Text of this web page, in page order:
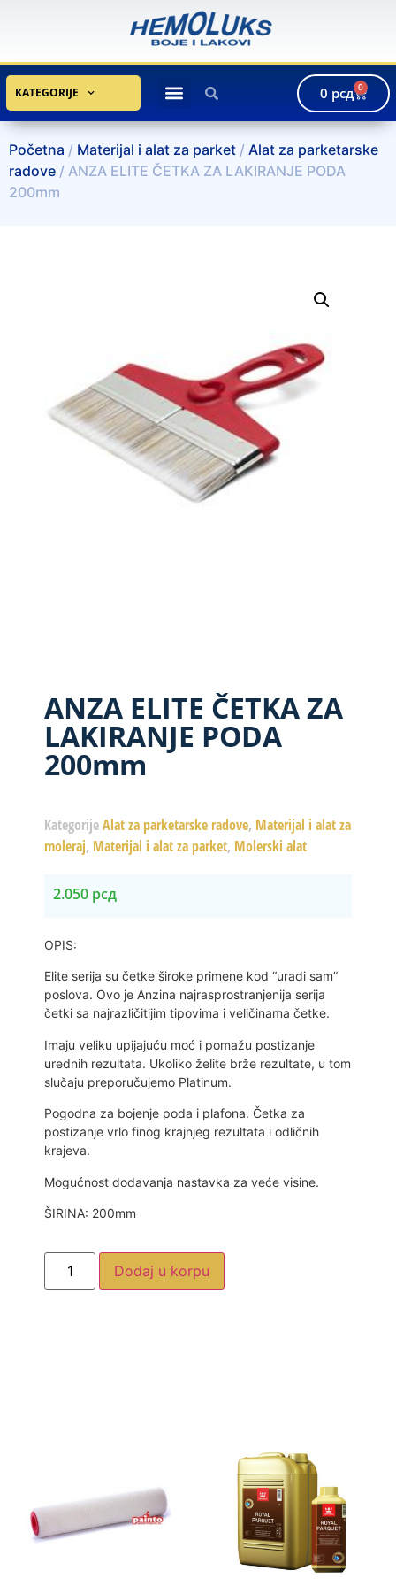
KATEGORIJE 0 рсд 0
Početna / Materijal i alat za parket / Alat za parketarske
radove / ANZA ELITE ČETKA ZA LAKIRANJE PODA
200mm
ANZA ELITE ČETKA ZA
LAKIRANJE PODA
200mm
KategorijeAlat za parketarske radove, Materijal i alat za
moleraj, Materijal i alat za parket, Molerski alat
2.050 рсд
OPIS:
Elite serija su četke široke primene kod “uradi sam”
poslova. Ovo je Anzina najrasprostranjenija serija
četki sa najrazličitijim tipovima i veličinama četke.
Imaju veliku upijajuću moć i pomažu postizanje
urednih rezultata. Ukoliko želite brže rezultate, u tom
slučaju preporučujemo Platinum.
Pogodna za bojenje poda i plafona. Četka za
postizanje vrlo finog krajnjeg rezultata i odličnih
krajeva.
Mogućnost dodavanja nastavka za veće visine.
ŠIRINA: 200mm
Dodaj u korpu